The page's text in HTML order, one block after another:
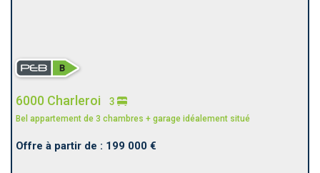
6000 Charleroi 3
Bel appartement de 3 chambres + garage idéalement situé
Offre à partir de : 199 000 €